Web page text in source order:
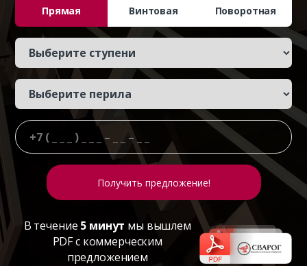
Прямая Винтовая Поворотная
В течение 5 минут мы вышлем
PDF с коммерческим
предложением